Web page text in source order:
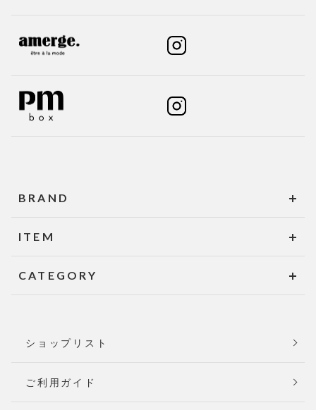
BRAND
ITEM
CATEGORY
ショップリスト
ご利用ガイド